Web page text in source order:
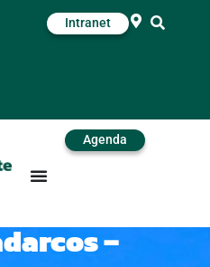
Intranet
Agenda
–